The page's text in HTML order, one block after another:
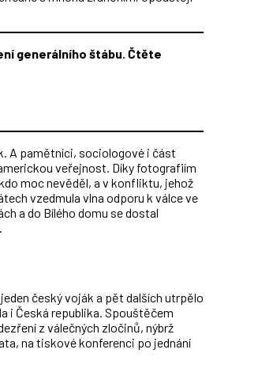
generálního štábu. Čtěte
A pamětníci, sociologové i část
veřejnost. Díky fotografiím
moc nevěděl, a v konfliktu, jehož
vzedmula vlna odporu k válce ve
a do Bílého domu se dostal
český voják a pět dalších utrpělo
i Česká republika. Spouštěčem
z válečných zločinů, nýbrž
na tiskové konferenci po jednání